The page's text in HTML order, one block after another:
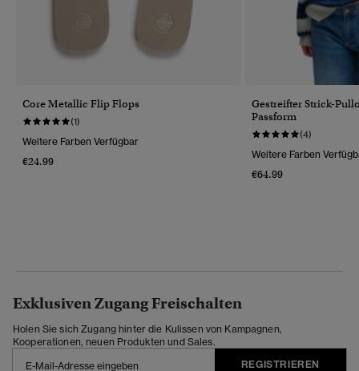
Core Metallic Flip Flops
(1)
Weitere Farben Verfügbar
€24.99
Gestreifter Strick-
Passform
(4)
Weitere Farben
€64.99
Exklusiven Zugang Freischalten
Holen Sie sich Zugang hinter die Kulissen von Kampagnen,
Kooperationen, neuen Produkten und Sales.
REGISTRIEREN